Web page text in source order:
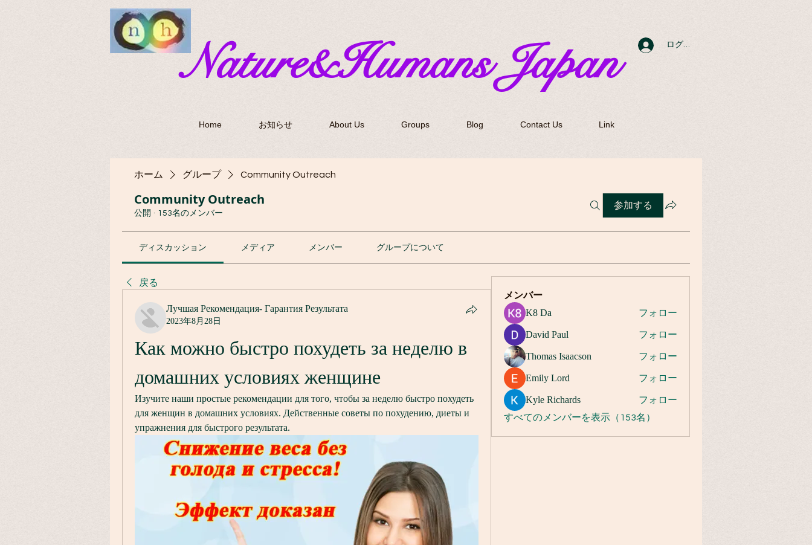
​Nature&Humans Japan ログイン
Home お知らせ About Us Groups Blog Contact Us Link
ホーム グループ Community Outreach
Community Outreach
公開 · 153名のメンバー
参加する
ディスカッション メディア メンバー グループについて
戻る
Лучшая Рекомендация- Гарантия Результата
2023年8月28日
Как можно быстро похудеть за неделю в
домашних условиях женщине
Изучите наши простые рекомендации для того, чтобы за неделю быстро похудеть
для женщин в домашних условиях. Действенные советы по похудению, диеты и
упражнения для быстрого результата.
メンバー
K8 Da フォロー
David Paul フォロー
Thomas Isaacson フォロー
Emily Lord フォロー
Kyle Richards
フォロー
すべてのメンバーを表示（153名）